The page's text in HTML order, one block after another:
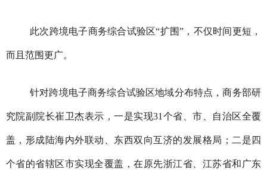
此次跨境电子商务综合试验区“扩围”，不仅时间更短，
而且范围更广。
针对跨境电子商务综合试验区地域分布特点，商务部研
究院副院长崔卫杰表示，一是实现31个省、市、自治区全覆
盖，形成陆海内外联动、东西双向互济的发展格局；二是四
个省的省辖区市实现全覆盖，在原先浙江省、江苏省和广东